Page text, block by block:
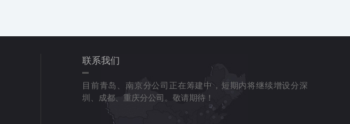
联系我们
目前青岛、南京分公司正在筹建中，短期内将继续增设分深
圳、成都、重庆分公司。敬请期待！